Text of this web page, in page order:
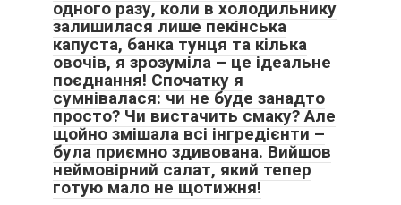
одного разу, коли в холодильнику
залишилася лише пекінська
капуста, банка тунця та кілька
овочів, я зрозуміла – це ідеальне
поєднання! Спочатку я
сумнівалася: чи не буде занадто
просто? Чи вистачить смаку? Але
щойно змішала всі інгредієнти –
була приємно здивована. Вийшов
неймовірний салат, який тепер
готую мало не щотижня!